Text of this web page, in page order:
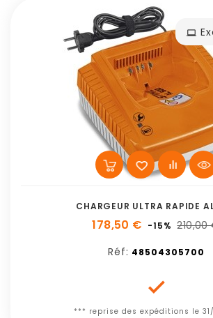
CHARGEUR ULTRA RAPIDE
178,50 € -15% 210,00
Réf: 48504305700

*** reprise des expéditions le